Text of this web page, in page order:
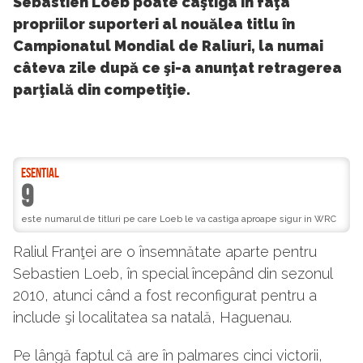
propriilor suporteri al nouălea titlu în
Campionatul Mondial de Raliuri, la numai
câteva zile după ce şi-a anunţat retragerea
parţială din competiţie.
ESENTIAL
9
este numarul de titluri pe care Loeb le va castiga aproape sigur in WRC
Raliul Franţei are o însemnătate aparte pentru
Sebastien Loeb, în special începând din sezonul
2010, atunci când a fost reconfigurat pentru a
include şi localitatea sa natală, Haguenau.
Pe lângă faptul că are în palmares cinci victorii,